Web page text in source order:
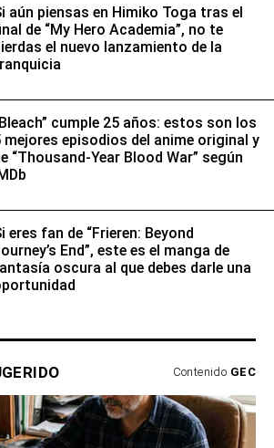
aún piensas en Himiko Toga tras el
de “My Hero Academia”, no te
el nuevo lanzamiento de la
cumple 25 años: estos son los
mejores episodios del anime original y
“Thousand-Year Blood War” según
eres fan de “Frieren: Beyond
End”, este es el manga de
oscura al que debes darle una
Contenido GEC